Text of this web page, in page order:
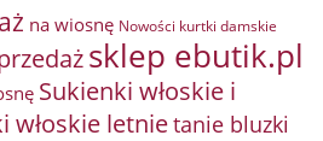
na wiosnę Nowości kurtki damskie
sklep ebutik.pl
Sukienki włoskie i
włoskie letnietanie bluzki